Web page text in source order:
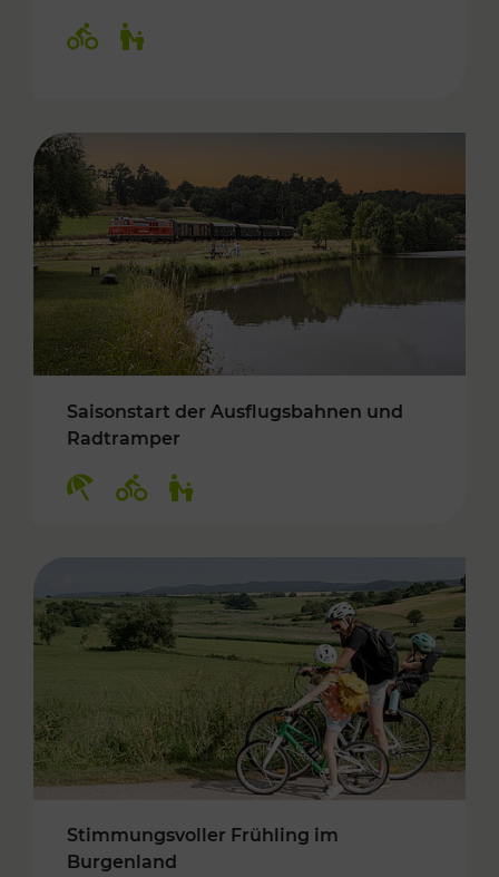
Saisonstart der Ausflugsbahnen und
Radtramper
Stimmungsvoller Frühling im
Burgenland